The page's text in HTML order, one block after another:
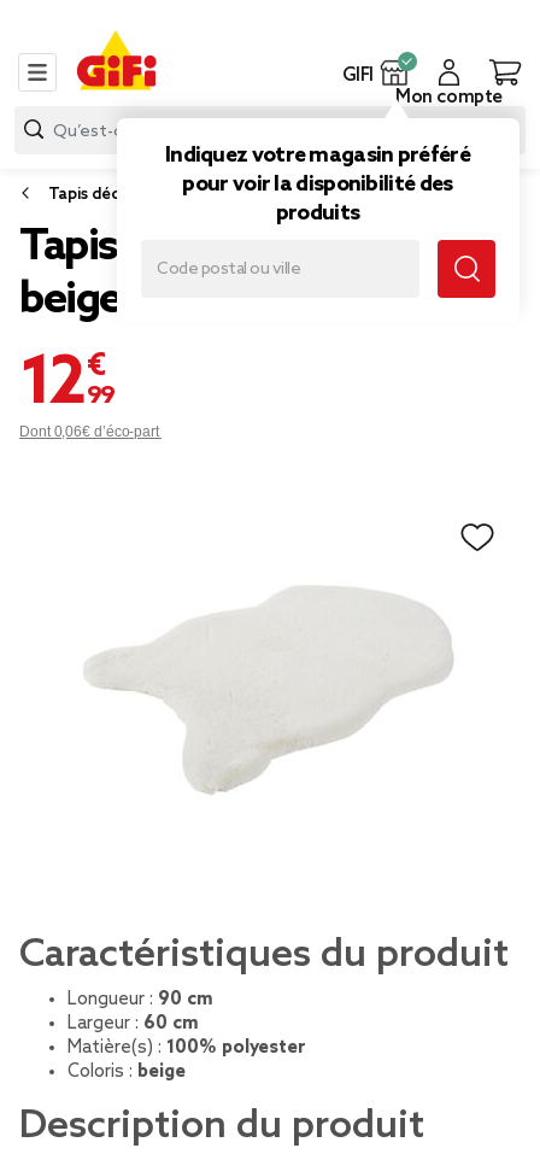
GIFI
Indiquez votre magasin préféré
pour voir la disponibilité des
produits
Mon compte
Tapis déco
Tapis imitation fourrure
beige 60x90cm
12,99 €
Dont 0,06€ d’éco-part
Caractéristiques du produit
Longueur : 90 cm
Largeur : 60 cm
Matière(s) : 100% polyester
Coloris : beige
Description du produit